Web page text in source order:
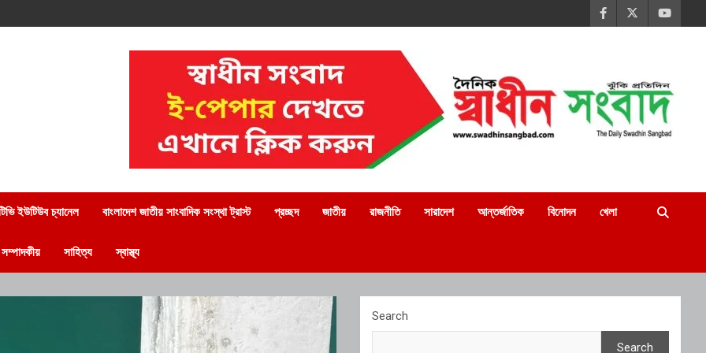
ইউটিউব চ্যানেল বাংলাদেশ জাতীয় সাংবাদিক সংস্থা ট্রাস্ট প্রচ্ছদ জাতীয় রাজনীতি সারাদেশ আন্তর্জাতিক বিনোদন খেলা
সম্পাদকীয় সাহিত্য স্বাস্থ্য
Search
Search